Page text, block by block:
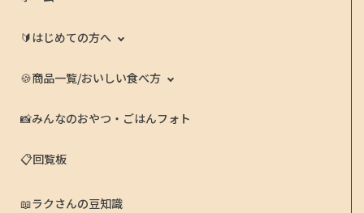
🔰はじめての方へ
🍪商品一覧/おいしい食べ方
📸みんなのおやつ・ごはんフォト
📋回覧板
📖ラクさんの豆知識